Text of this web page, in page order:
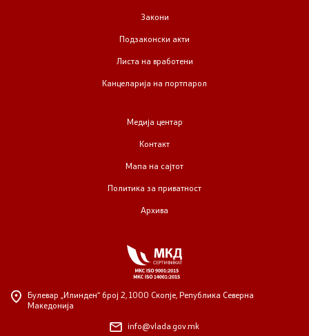
Закони
Подзаконски акти
Листа на вработени
Канцеларија на портпарол
Медија центар
Контакт
Мапа на сајтот
Политика за приватност
Архива
Булевар „Илинден“ број 2, 1000 Скопје, Република Северна
Македонија
info@vlada.gov.mk